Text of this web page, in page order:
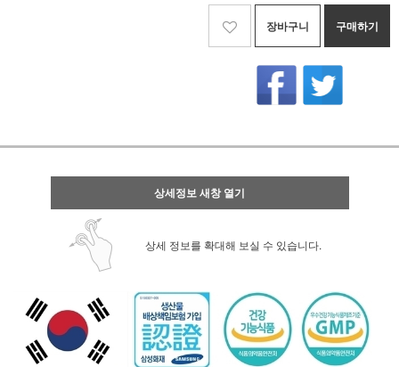
장바구니 구매하기
상세정보 새창 열기
상세 정보를 확대해 보실 수 있습니다.